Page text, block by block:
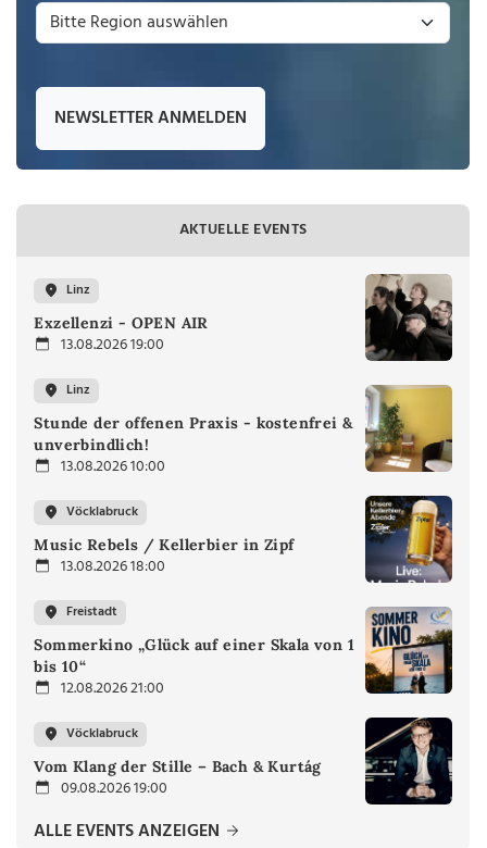
NEWSLETTER ANMELDEN
AKTUELLE EVENTS
Linz
Exzellenzi - OPEN AIR
13.08.2026 19:00
Linz
Stunde der offenen Praxis - kostenfrei &
unverbindlich!
13.08.2026 10:00
Vöcklabruck
Music Rebels / Kellerbier in Zipf
13.08.2026 18:00
Freistadt
Sommerkino „Glück auf einer Skala von 1
bis 10“
12.08.2026 21:00
Vöcklabruck
Vom Klang der Stille – Bach & Kurtág
09.08.2026 19:00
ALLE EVENTS ANZEIGEN